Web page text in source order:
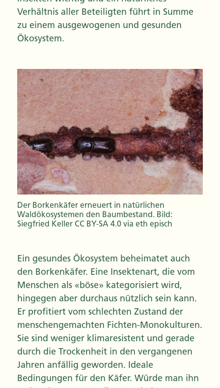
Verhältnis aller Beteiligten führt in Summe
zu einem ausgewogenen und gesunden
Ökosystem.
Der Borkenkäfer erneuert in natürlichen
Waldökosystemen den Baumbestand. Bild:
Siegfried Keller CC BY-SA 4.0 via eth episch
Ein gesundes Ökosystem beheimatet auch
den Borkenkäfer. Eine Insektenart, die vom
Menschen als «böse» kategorisiert wird,
hingegen aber durchaus nützlich sein kann.
Er profitiert vom schlechten Zustand der
menschengemachten Fichten-Monokulturen.
Sie sind weniger klimaresistent und gerade
durch die Trockenheit in den vergangenen
Jahren anfällig geworden. Ideale
Bedingungen für den Käfer. Würde man ihn